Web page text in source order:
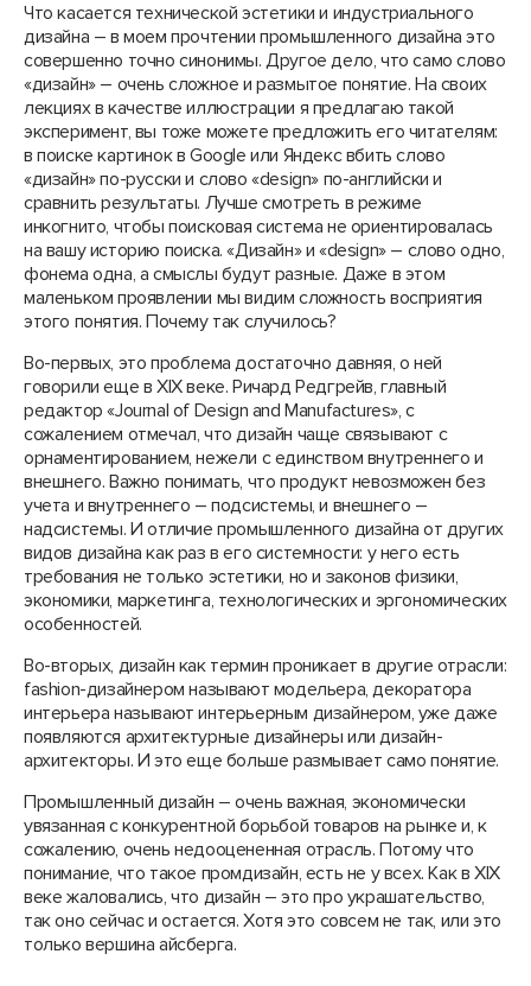
Что касается технической эстетики и индустриального
дизайна – в моем прочтении промышленного дизайна это
совершенно точно синонимы. Другое дело, что само слово
«дизайн» – очень сложное и размытое понятие. На своих
лекциях в качестве иллюстрации я предлагаю такой
эксперимент, вы тоже можете предложить его читателям:
в поиске картинок в Google или Яндекс вбить слово
«дизайн» по-русски и слово «design» по-английски и
сравнить результаты. Лучше смотреть в режиме
инкогнито, чтобы поисковая система не ориентировалась
на вашу историю поиска. «Дизайн» и «design» – слово одно,
фонема одна, а смыслы будут разные. Даже в этом
маленьком проявлении мы видим сложность восприятия
этого понятия. Почему так случилось?
Во-первых, это проблема достаточно давняя, о ней
говорили еще в XIX веке. Ричард Редгрейв, главный
редактор «Journal of Design and Manufactures», с
сожалением отмечал, что дизайн чаще связывают с
орнаментированием, нежели с единством внутреннего и
внешнего. Важно понимать, что продукт невозможен без
учета и внутреннего – подсистемы, и внешнего –
надсистемы. И отличие промышленного дизайна от других
видов дизайна как раз в его системности: у него есть
требования не только эстетики, но и законов физики,
экономики, маркетинга, технологических и эргономических
особенностей.
Во-вторых, дизайн как термин проникает в другие отрасли:
fashion-дизайнером называют модельера, декоратора
интерьера называют интерьерным дизайнером, уже даже
появляются архитектурные дизайнеры или дизайн-
архитекторы. И это еще больше размывает само понятие.
Промышленный дизайн – очень важная, экономически
увязанная с конкурентной борьбой товаров на рынке и, к
сожалению, очень недооцененная отрасль. Потому что
понимание, что такое промдизайн, есть не у всех. Как в XIX
веке жаловались, что дизайн – это про украшательство,
так оно сейчас и остается. Хотя это совсем не так, или это
только вершина айсберга.